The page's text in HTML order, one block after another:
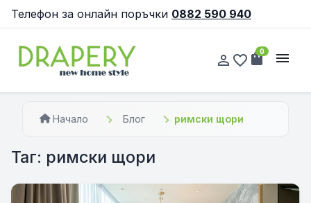
Телефон за онлайн поръчки 0882 590 940
person_outline favorite_border shopping_bag
0 menu
Начало Блог римски щори
Таг: римски щори